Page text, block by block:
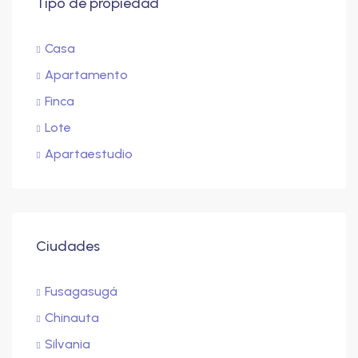
Casa
Apartamento
Finca
Lote
Apartaestudio
Ciudades
Fusagasugá
Chinauta
Silvania